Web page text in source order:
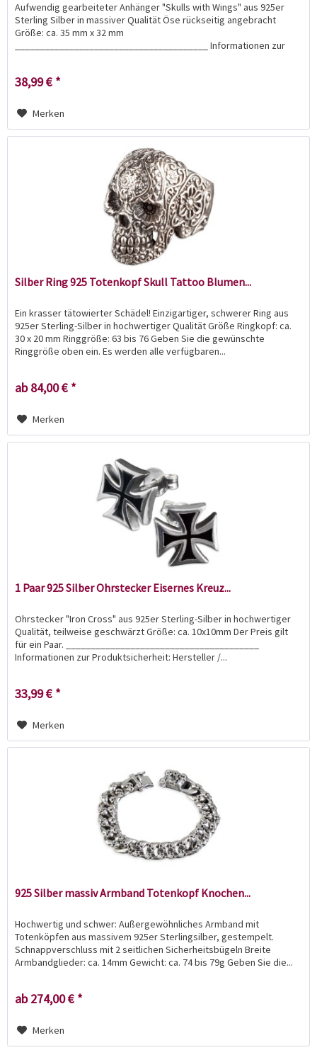
Aufwendig gearbeiteter Anhänger "Skulls with Wings" aus 925er
Sterling Silber in massiver Qualität Öse rückseitig angebracht
Größe: ca. 35 mm x 32 mm
_______________________________________ Informationen zur
38,99 € *
Merken
Silber Ring 925 Totenkopf Skull Tattoo Blumen...
Ein krasser tätowierter Schädel! Einzigartiger, schwerer Ring aus
925er Sterling-Silber in hochwertiger Qualität Größe Ringkopf: ca.
30 x 20 mm Ringgröße: 63 bis 76 Geben Sie die gewünschte
Ringgröße oben ein. Es werden alle verfügbaren...
ab 84,00 € *
Merken
1 Paar 925 Silber Ohrstecker Eisernes Kreuz...
Ohrstecker "Iron Cross" aus 925er Sterling-Silber in hochwertiger
Qualität, teilweise geschwärzt Größe: ca. 10x10mm Der Preis gilt
für ein Paar. _______________________________________
Informationen zur Produktsicherheit: Hersteller /...
33,99 € *
Merken
925 Silber massiv Armband Totenkopf Knochen...
Hochwertig und schwer: Außergewöhnliches Armband mit
Totenköpfen aus massivem 925er Sterlingsilber, gestempelt.
Schnappverschluss mit 2 seitlichen Sicherheitsbügeln Breite
Armbandglieder: ca. 14mm Gewicht: ca. 74 bis 79g Geben Sie die...
ab 274,00 € *
Merken